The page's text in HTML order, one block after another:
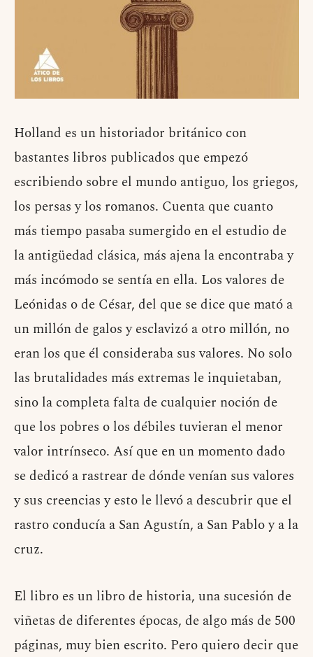
Holland es un historiador británico con
bastantes libros publicados que empezó
escribiendo sobre el mundo antiguo, los griegos,
los persas y los romanos. Cuenta que cuanto
más tiempo pasaba sumergido en el estudio de
la antigüedad clásica, más ajena la encontraba y
más incómodo se sentía en ella. Los valores de
Leónidas o de César, del que se dice que mató a
un millón de galos y esclavizó a otro millón, no
eran los que él consideraba sus valores. No solo
las brutalidades más extremas le inquietaban,
sino la completa falta de cualquier noción de
que los pobres o los débiles tuvieran el menor
valor intrínseco. Así que en un momento dado
se dedicó a rastrear de dónde venían sus valores
y sus creencias y esto le llevó a descubrir que el
rastro conducía a San Agustín, a San Pablo y a la
cruz.
El libro es un libro de historia, una sucesión de
viñetas de diferentes épocas, de algo más de 500
páginas, muy bien escrito. Pero quiero decir que